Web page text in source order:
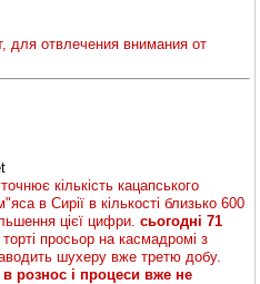
для отвлечения внимания от
кількість кацапського
в Сирії в кількості близько 600
цієї цифри. сьогодні 71
просьор на касмадромі з
шухеру вже третю добу.
рознос і процеси вже не